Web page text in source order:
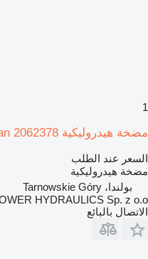
1
مضخة هيدروليكية Trojan 2062378 لـ حفارة
السعر عند الطلب
مضخة هيدروليكية
بولندا، Tarnowskie Góry
HYDRAULICS Sp. z o.o.
الاتصال بالبائع